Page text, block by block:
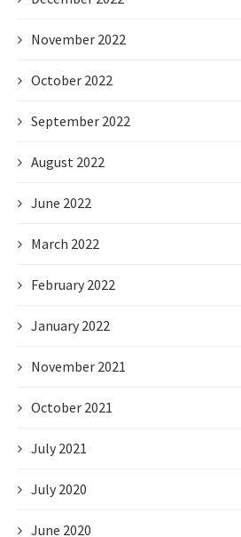
November 2022
October 2022
September 2022
August 2022
June 2022
March 2022
February 2022
January 2022
November 2021
October 2021
July 2021
July 2020
June 2020